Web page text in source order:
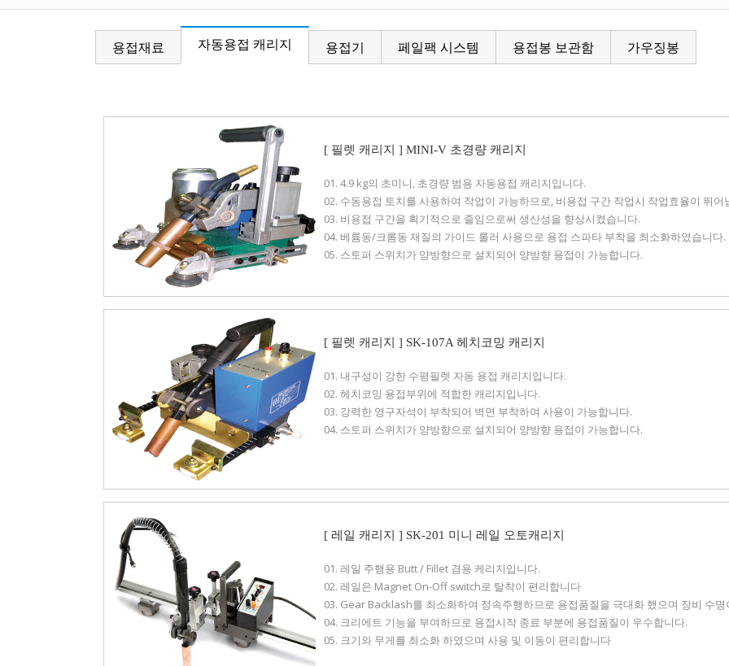
용접재료 자동용접 캐리지 용접기 페일팩 시스템 용접봉 보관함 가우징봉
[ 필렛 캐리지 ] MINI-V 초경량 캐리지
01. 4.9 kg의 초미니, 초경량 범용 자동용접 캐리지입니다.
02. 수동용접 토치를 사용하여 작업이 가능하므로, 비용접 구간 작업시 작업효율이 뛰어
03. 비용접 구간을 획기적으로 줄임으로써 생산성을 향상시켰습니다.
04. 베륨동/크롬동 재질의 가이드 롤러 사용으로 용접 스파타 부착을 최소화하였습니다.
05. 스토퍼 스위치가 양방향으로 설치되어 양방향 용접이 가능합니다.
[ 필렛 캐리지 ] SK-107A 헤치코밍 캐리지
01. 내구성이 강한 수평필렛 자동 용접 캐리지입니다.
02. 헤치코밍 용접부위에 적합한 캐리지입니다.
03. 강력한 영구자석이 부착되어 벽면 부착하여 사용이 가능합니다.
04. 스토퍼 스위치가 양방향으로 설치되어 양방향 용접이 가능합니다.
[ 레일 캐리지 ] SK-201 미니 레일 오토캐리지
01. 레일 주행용 Butt / Fillet 겸용 케리지입니다.
02. 레일은 Magnet On-Off switch로 탈착이 편리합니다
03. Gear Backlash를 최소화하여 정속주행하므로 용접품질을 극대화 했으며 장비 수
04. 크리에트 기능을 부여하므로 용접시작 종료 부분에 용접품질이 우수합니다.
05. 크기와 무게를 최소화 하였으며 사용 및 이동이 편리합니다